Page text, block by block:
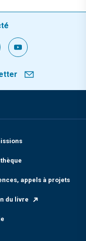
appels à projets
du livre